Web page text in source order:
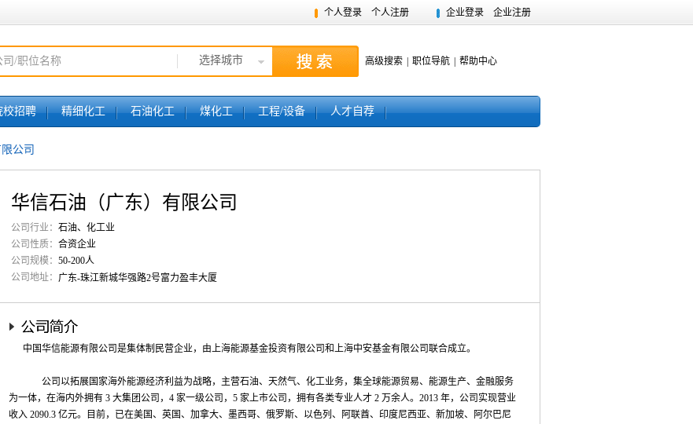
个人登录 个人注册 企业登录 企业注册
选择城市 高级搜索 职位导航 帮助中心
校招聘 精细化工 石油化工 煤化工 工程/设备 人才自荐
公司
华信石油（广东）有限公司
公司行业： 石油、化工业
公司性质： 合资企业
公司规模： 50-200人
公司地址：
广东-珠江新城华强路2号富力盈丰大厦
中国华信能源有限公司是集体制民营企业，由上海能源基金投资有限公司和上海中安基金有限公司联合成立。
公司以拓展国家海外能源经济利益为战略，主营石油、天然气、化工业务，集全球能源贸易、能源生产、金融服务
为一体，在海内外拥有 3 大集团公司，4 家一级公司，5 家上市公司，拥有各类专业人才 2 万余人。2013 年，公司实现营业
收入 2090.3 亿元。目前，已在美国、英国、加拿大、墨西哥、俄罗斯、以色列、阿联酋、印度尼西亚、新加坡、阿尔巴尼